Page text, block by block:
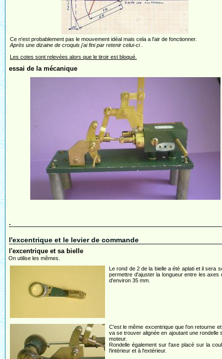
Ce n'est probablement pas le mouvement idéal mais cela a l'air de fonctionner.
Après une dizaine de croquis j'ai fini par retenir celui-ci .
Les cotes sont relevées alors que le tiroir est bloqué.
essai de la mécanique
.
l'excentrique et le levier de commande
l'excentrique et sa bielle
On utilise les mêmes.
Le rond de 2 de la bielle a été aplati et il sera
permettre d'ajuster la longueur entre les axes
d'environ 35 mm.
C'est le même excentrique que l'on retourne et
va se trouver alignée en ajoutant une rondelle
moteur.
Rondelle également sur l'axe placé sur la
l'intérieur et à l'extérieur.